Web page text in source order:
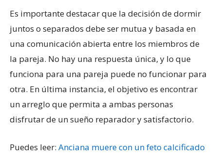
Es importante destacar que la decisión de dormir
juntos o separados debe ser mutua y basada en
una comunicación abierta entre los miembros de
la pareja. No hay una respuesta única, y lo que
funciona para una pareja puede no funcionar para
otra. En última instancia, el objetivo es encontrar
un arreglo que permita a ambas personas
disfrutar de un sueño reparador y satisfactorio.
Puedes leer: Anciana muere con un feto calcificado